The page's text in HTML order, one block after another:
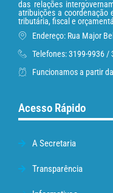
das relações
atribuições a coordenação
tributária, fiscal e
Endereço: Rua Major
Telefones: 3199-9936 /
Funcionamos a partir
Acesso Rápido
A Secretaria
Transparência